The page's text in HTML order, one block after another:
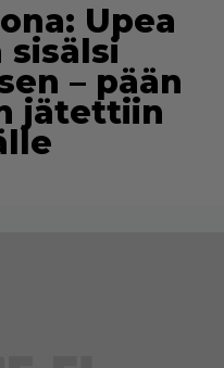
Upea
sisälsi
– pään
jätettiin